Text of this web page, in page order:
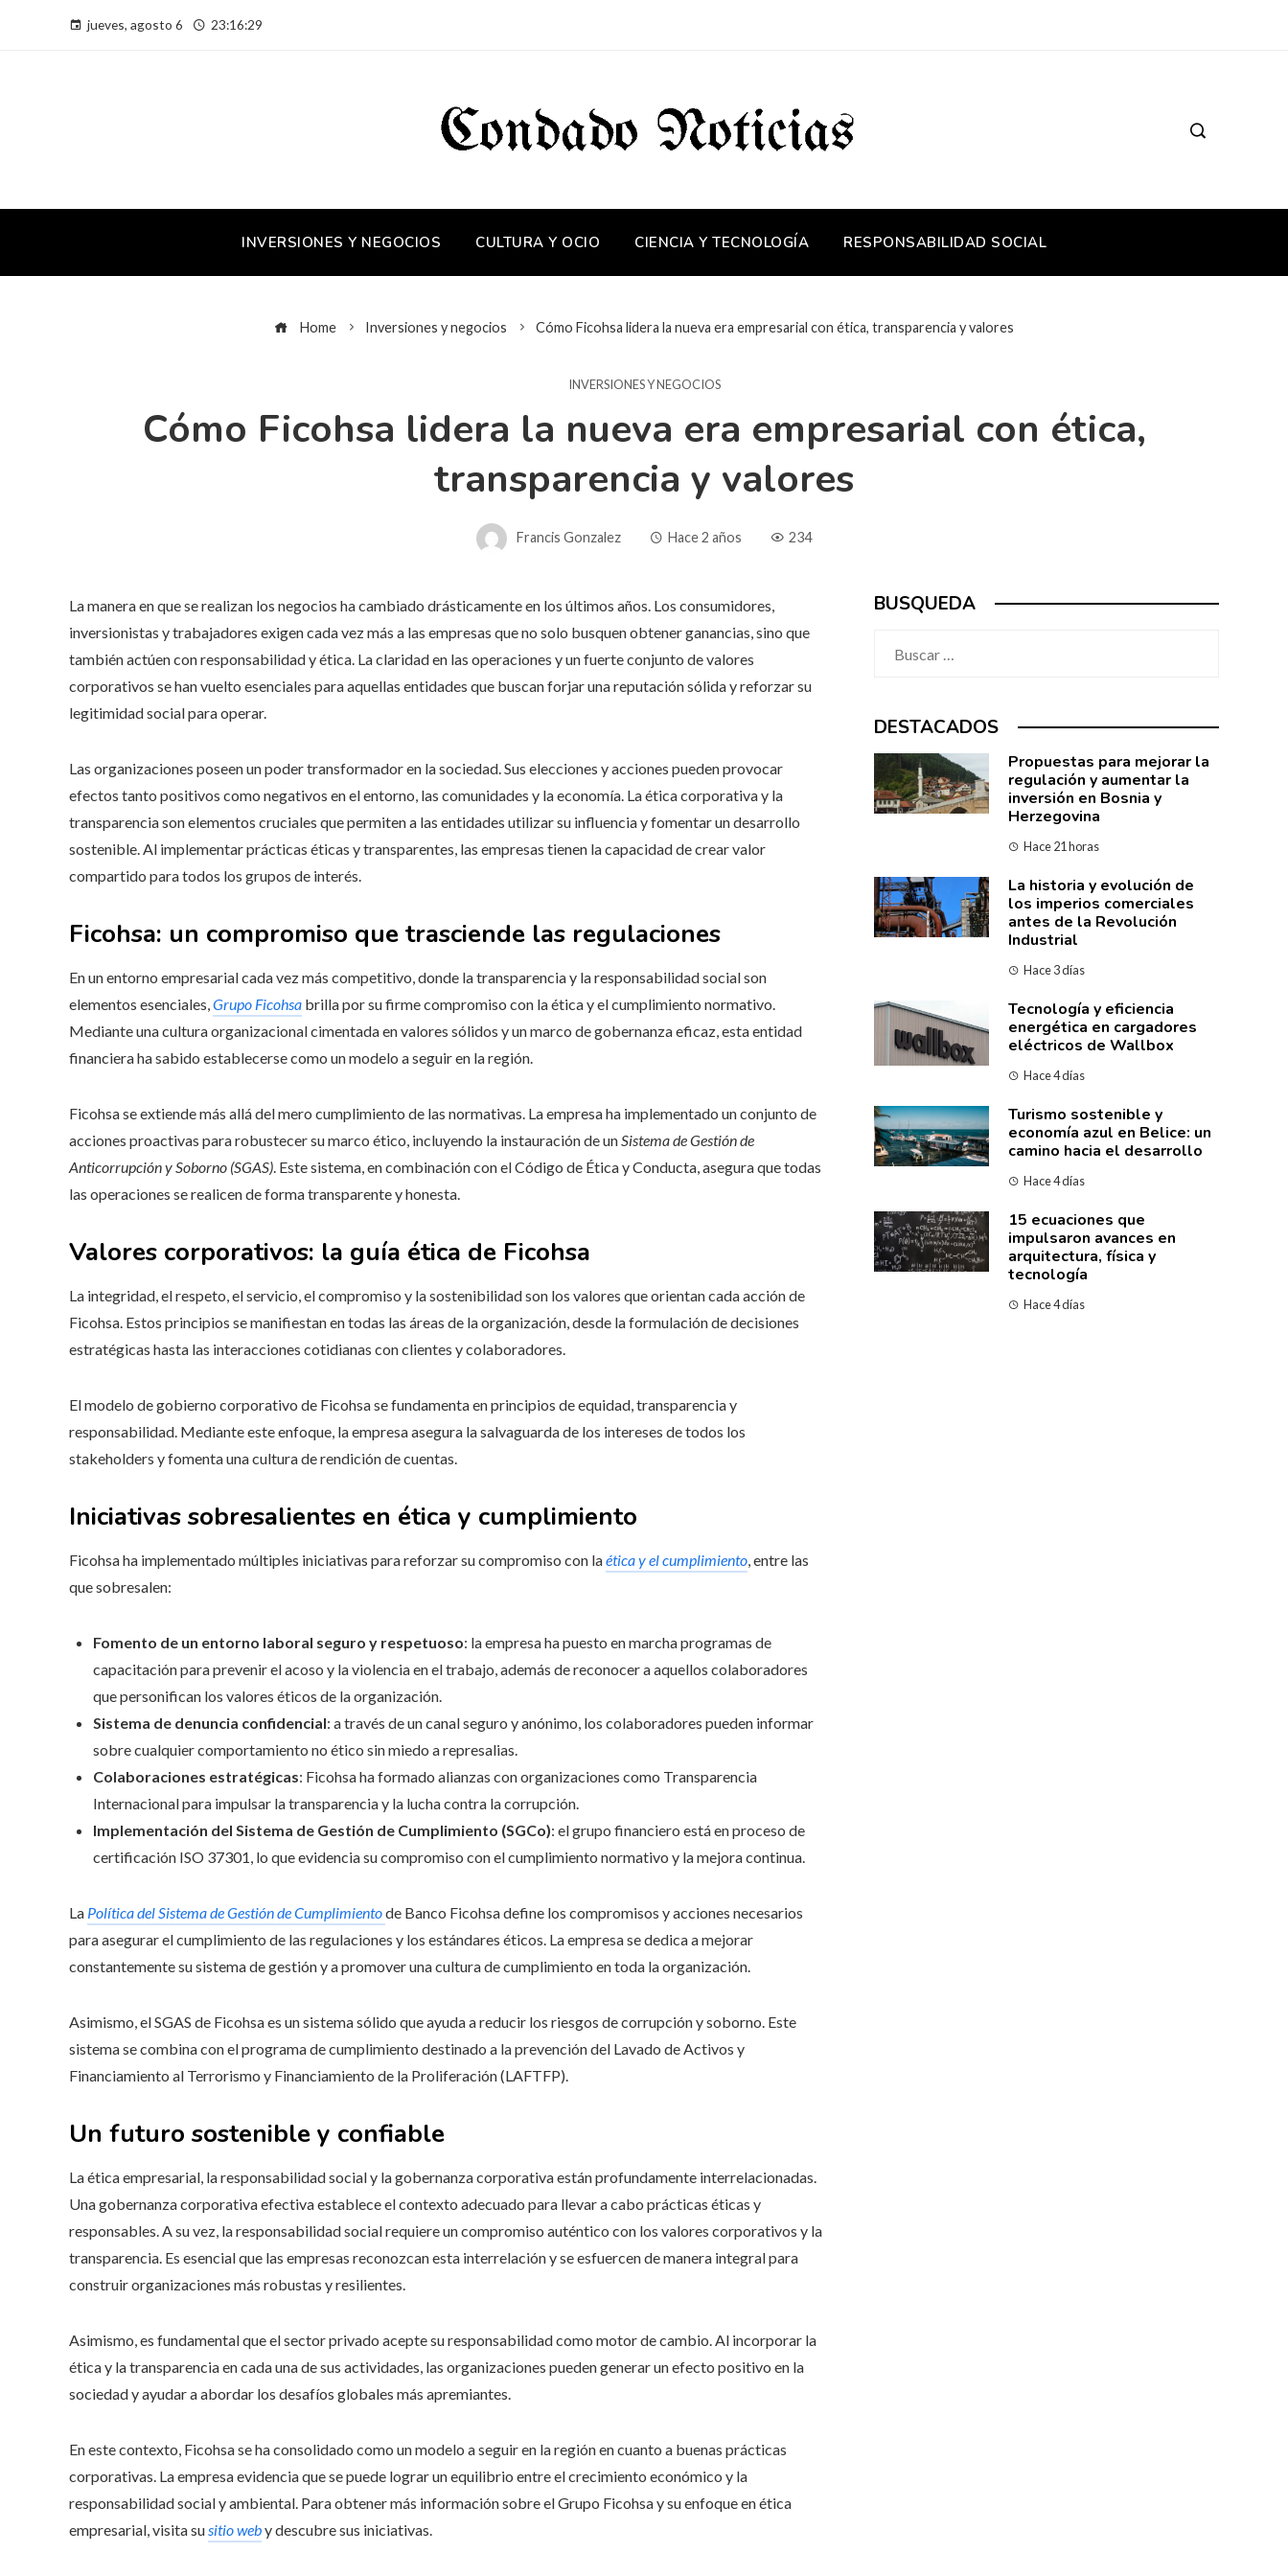
jueves, agosto 6 23:16:30
INVERSIONES Y NEGOCIOS CULTURA Y OCIO CIENCIA Y TECNOLOGÍA RESPONSABILIDAD SOCIAL
Home Inversiones y negocios Cómo Ficohsa lidera la nueva era empresarial con ética, transparencia y valores
INVERSIONES Y NEGOCIOS
Cómo Ficohsa lidera la nueva era empresarial con ética,
transparencia y valores
Francis Gonzalez Hace 2 años 234
La manera en que se realizan los negocios ha cambiado drásticamente en los últimos años. Los consumidores,
inversionistas y trabajadores exigen cada vez más a las empresas que no solo busquen obtener ganancias, sino que
también actúen con responsabilidad y ética. La claridad en las operaciones y un fuerte conjunto de valores
corporativos se han vuelto esenciales para aquellas entidades que buscan forjar una reputación sólida y reforzar su
legitimidad social para operar.
Las organizaciones poseen un poder transformador en la sociedad. Sus elecciones y acciones pueden provocar
efectos tanto positivos como negativos en el entorno, las comunidades y la economía. La ética corporativa y la
transparencia son elementos cruciales que permiten a las entidades utilizar su influencia y fomentar un desarrollo
sostenible. Al implementar prácticas éticas y transparentes, las empresas tienen la capacidad de crear valor
compartido para todos los grupos de interés.
Ficohsa: un compromiso que trasciende las regulaciones
En un entorno empresarial cada vez más competitivo, donde la transparencia y la responsabilidad social son
elementos esenciales,Grupo Ficohsa brilla por su firme compromiso con la ética y el cumplimiento normativo.
Mediante una cultura organizacional cimentada en valores sólidos y un marco de gobernanza eficaz, esta entidad
financiera ha sabido establecerse como un modelo a seguir en la región.
Ficohsa se extiende más allá del mero cumplimiento de las normativas. La empresa ha implementado un conjunto de
acciones proactivas para robustecer su marco ético, incluyendo la instauración de unSistema de Gestión de
Anticorrupción y Soborno (SGAS). Este sistema, en combinación con el Código de Ética y Conducta, asegura que todas
las operaciones se realicen de forma transparente y honesta.
Valores corporativos: la guía ética de Ficohsa
La integridad, el respeto, el servicio, el compromiso y la sostenibilidad son los valores que orientan cada acción de
Ficohsa. Estos principios se manifiestan en todas las áreas de la organización, desde la formulación de decisiones
estratégicas hasta las interacciones cotidianas con clientes y colaboradores.
El modelo de gobierno corporativo de Ficohsa se fundamenta en principios de equidad, transparencia y
responsabilidad. Mediante este enfoque, la empresa asegura la salvaguarda de los intereses de todos los
stakeholders y fomenta una cultura de rendición de cuentas.
Iniciativas sobresalientes en ética y cumplimiento
Ficohsa ha implementado múltiples iniciativas para reforzar su compromiso con laética y el cumplimiento, entre las
que sobresalen:
Fomento de un entorno laboral seguro y respetuoso: la empresa ha puesto en marcha programas de
capacitación para prevenir el acoso y la violencia en el trabajo, además de reconocer a aquellos colaboradores
que personifican los valores éticos de la organización.
Sistema de denuncia confidencial: a través de un canal seguro y anónimo, los colaboradores pueden informar
sobre cualquier comportamiento no ético sin miedo a represalias.
Colaboraciones estratégicas: Ficohsa ha formado alianzas con organizaciones como Transparencia
Internacional para impulsar la transparencia y la lucha contra la corrupción.
Implementación del Sistema de Gestión de Cumplimiento (SGCo): el grupo financiero está en proceso de
certificación ISO 37301, lo que evidencia su compromiso con el cumplimiento normativo y la mejora continua.
La Política del Sistema de Gestión de Cumplimientode Banco Ficohsa define los compromisos y acciones necesarios
para asegurar el cumplimiento de las regulaciones y los estándares éticos. La empresa se dedica a mejorar
constantemente su sistema de gestión y a promover una cultura de cumplimiento en toda la organización.
Asimismo, el SGAS de Ficohsa es un sistema sólido que ayuda a reducir los riesgos de corrupción y soborno. Este
sistema se combina con el programa de cumplimiento destinado a la prevención del Lavado de Activos y
Financiamiento al Terrorismo y Financiamiento de la Proliferación (LAFTFP).
Un futuro sostenible y confiable
La ética empresarial, la responsabilidad social y la gobernanza corporativa están profundamente interrelacionadas.
Una gobernanza corporativa efectiva establece el contexto adecuado para llevar a cabo prácticas éticas y
responsables. A su vez, la responsabilidad social requiere un compromiso auténtico con los valores corporativos y la
transparencia. Es esencial que las empresas reconozcan esta interrelación y se esfuercen de manera integral para
construir organizaciones más robustas y resilientes.
Asimismo, es fundamental que el sector privado acepte su responsabilidad como motor de cambio. Al incorporar la
ética y la transparencia en cada una de sus actividades, las organizaciones pueden generar un efecto positivo en la
sociedad y ayudar a abordar los desafíos globales más apremiantes.
En este contexto, Ficohsa se ha consolidado como un modelo a seguir en la región en cuanto a buenas prácticas
corporativas. La empresa evidencia que se puede lograr un equilibrio entre el crecimiento económico y la
responsabilidad social y ambiental. Para obtener más información sobre el Grupo Ficohsa y su enfoque en ética
empresarial, visita susitio weby descubre sus iniciativas.
BUSQUEDA
DESTACADOS
Propuestas para mejorar la
regulación y aumentar la
inversión en Bosnia y
Herzegovina
Hace 21 horas
La historia y evolución de
los imperios comerciales
antes de la Revolución
Industrial
Hace 3 días
Tecnología y eficiencia
energética en cargadores
eléctricos de Wallbox
Hace 4 días
Turismo sostenible y
economía azul en Belice: un
camino hacia el desarrollo
Hace 4 días
15 ecuaciones que
impulsaron avances en
arquitectura, física y
tecnología
Hace 4 días